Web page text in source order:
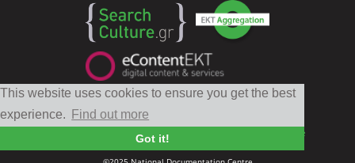
This website uses cookies to ensure you get the best
experience.
Find out more
Got it!
Follow EKT
Privacy Policy | Terms of use Copyright Notice